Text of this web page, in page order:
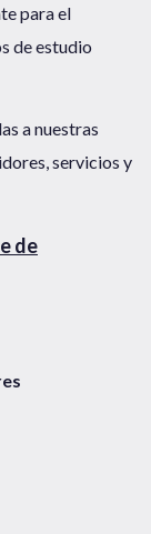
para el
de estudio
a nuestras
servicios y
de